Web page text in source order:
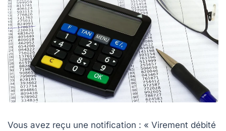
Vous avez reçu une notification : « Virement débité